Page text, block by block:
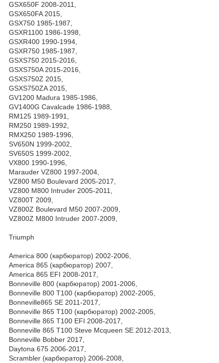
GSX650F 2008-2011,
GSX650FA 2015,
GSX750 1985-1987,
GSXR1100 1986-1998,
GSXR400 1990-1994,
GSXR750 1985-1987,
GSXS750 2015-2016,
GSXS750A 2015-2016,
GSXS750Z 2015,
GSXS750ZA 2015,
GV1200 Madura 1985-1986,
GV1400G Cavalcade 1986-1988,
RM125 1989-1991,
RM250 1989-1992,
RMX250 1989-1996,
SV650N 1999-2002,
SV650S 1999-2002,
VX800 1990-1996,
Marauder VZ800 1997-2004,
VZ800 M50 Boulevard 2005-2017,
VZ800 M800 Intruder 2005-2011,
VZ800T 2009,
VZ800Z Boulevard M50 2007-2009,
VZ800Z M800 Intruder 2007-2009,
Triumph
America 800 (карбюратор) 2002-2006,
America 865 (карбюратор) 2007,
America 865 EFI 2008-2017,
Bonneville 800 (карбюратор) 2001-2006,
Bonneville 800 T100 (карбюратор) 2002-2005,
Bonneville865 SE 2011-2017,
Bonneville 865 T100 (карбюратор) 2002-2005,
Bonneville 865 T100 EFI 2008-2017,
Bonneville 865 T100 Steve Mcqueen SE 2012-2013,
Bonneville Bobber 2017,
Daytona 675 2006-2017,
Scrambler (карбюратор) 2006-2008,